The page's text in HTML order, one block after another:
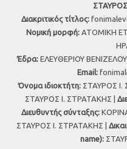
Διακριτικός τίτλος:
Νομική μορφή: ΑΤΟΜΙΚΗ
Έδρα: ΕΛΕΥΘΕΡΙΟΥ ΒΕΝΙΖΕΛΟΥ
Εmail:
Όνομα ιδιοκτήτη: ΣΤΑΥΡΟΣ Ι.
ΣΤΑΥΡΟΣ Ι. ΣΤΡΑΤΑΚΗΣ |
Διευθυντής σύνταξης:
ΣΤΑΥΡΟΣ Ι. ΣΤΡΑΤΑΚΗΣ |
name):